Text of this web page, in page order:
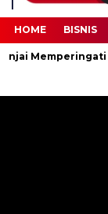
HOME BISNIS
Hari